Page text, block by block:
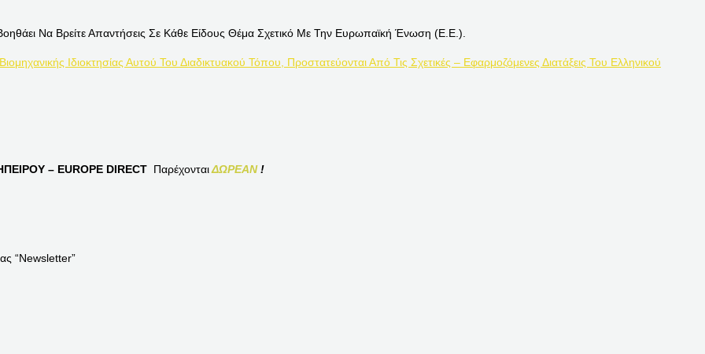
Να Βρείτε Απαντήσεις Σε Κάθε Είδους Θέμα Σχετικό Με Την Ευρωπαϊκή Ένωση (Ε.Ε.).
Ιδιοκτησίας Αυτού Του Διαδικτυακού Τόπου, Προστατεύονται Από Τις Σχετικές – Εφαρμοζόμενες Διατάξεις Του Ελληνικού
– EUROPE DIRECT ΠαρέχονταιΔΩΡΕΑΝ!
“Newsletter”